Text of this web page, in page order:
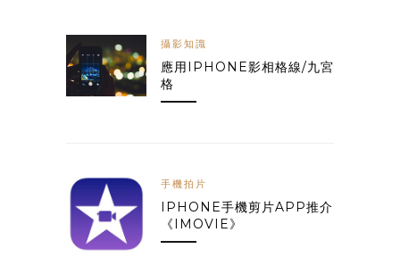
攝影知識
應用IPHONE影相格線/九宮
格
手機拍片
IPHONE手機剪片APP推介
《IMOVIE》